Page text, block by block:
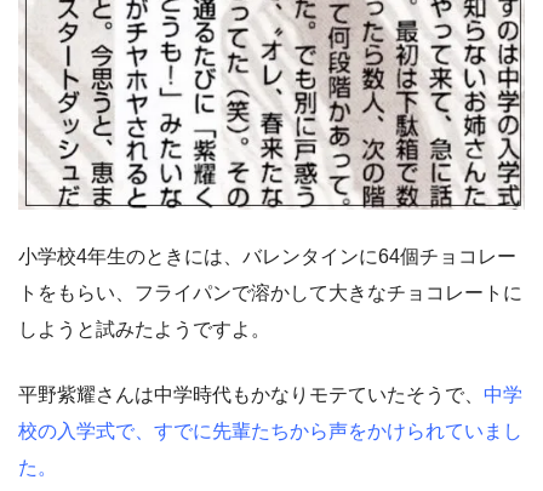
小学校4年生のときには、バレンタインに64個チョコレー
トをもらい、フライパンで溶かして大きなチョコレートに
しようと試みたようですよ。
平野紫耀さんは中学時代もかなりモテていたそうで、 中学
校の入学式で、すでに先輩たちから声をかけられていまし
た。